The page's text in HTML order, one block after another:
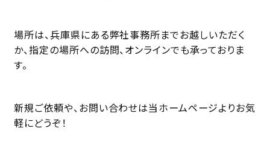
場所は、兵庫県にある弊社事務所までお越しいただく
か、指定の場所への訪問、オンラインでも承っておりま
す。
新規ご依頼や、お問い合わせは当ホームページよりお気
軽にどうぞ！